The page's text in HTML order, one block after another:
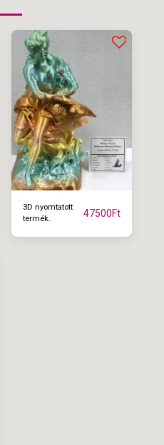
3D nyomtatott
termék.
47500Ft